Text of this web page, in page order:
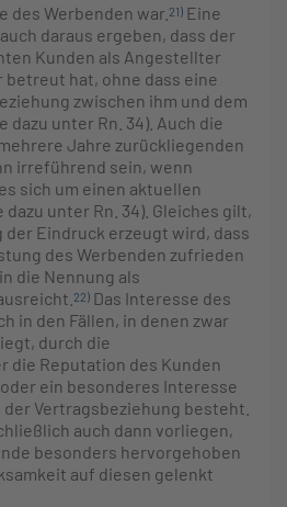
des Werbenden war. 21) Eine
daraus ergeben, dass der
Kunden als Angestellter
hat, ohne dass eine
zwischen ihm und dem
dazu unter Rn. 34). Auch die
Jahre zurückliegenden
irreführend sein, wenn
sich um einen aktuellen
unter Rn. 34). Gleiches gilt,
Eindruck erzeugt wird, dass
des Werbenden zufrieden
die Nennung als
22) Das Interesse des
in den Fällen, in denen zwar
durch die
die Reputation des Kunden
oder ein besonderes Interesse
Vertragsbeziehung besteht.
auch dann vorliegen,
besonders hervorgehoben
auf diesen gelenkt